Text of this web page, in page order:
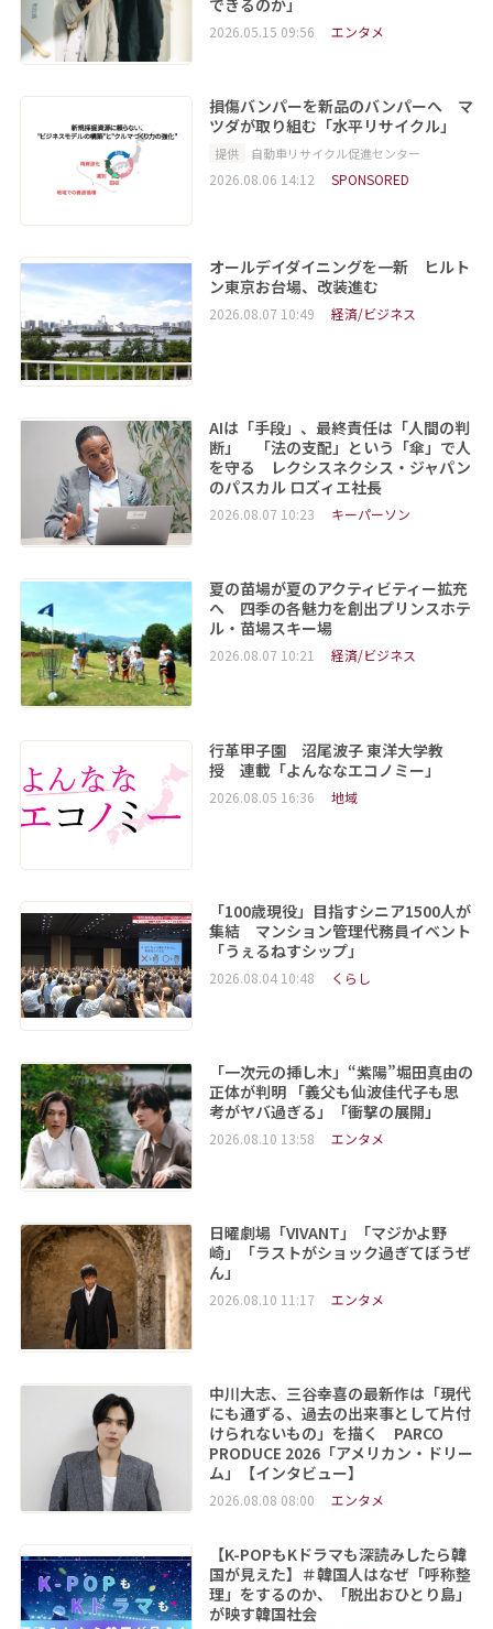
できるのか」
2026.05.15 09:56 エンタメ
損傷バンパーを新品のバンパーへ マ
ツダが取り組む「水平リサイクル」
提供 自動車リサイクル促進センター
2026.08.06 14:12 SPONSORED
オールデイダイニングを一新 ヒルト
ン東京お台場、改装進む
2026.08.07 10:49 経済/ビジネス
AIは「手段」、最終責任は「人間の判
断」 「法の支配」という「傘」で人
を守る レクシスネクシス・ジャパン
のパスカル ロズィエ社長
2026.08.07 10:23 キーパーソン
夏の苗場が夏のアクティビティー拡充
へ 四季の各魅力を創出プリンスホテ
ル・苗場スキー場
2026.08.07 10:21 経済/ビジネス
行革甲子園 沼尾波子 東洋大学教
授 連載「よんななエコノミー」
2026.08.05 16:36 地域
「100歳現役」目指すシニア1500人が
集結 マンション管理代務員イベント
「うぇるねすシップ」
2026.08.04 10:48 くらし
「一次元の挿し木」“紫陽”堀田真由の
正体が判明 「義父も仙波佳代子も思
考がヤバ過ぎる」「衝撃の展開」
2026.08.10 13:58 エンタメ
日曜劇場「VIVANT」「マジかよ野
崎」「ラストがショック過ぎてぼうぜ
ん」
2026.08.10 11:17 エンタメ
中川大志、三谷幸喜の最新作は「現代
にも通ずる、過去の出来事として片付
けられないもの」を描く PARCO
PRODUCE 2026「アメリカン・ドリー
ム」【インタビュー】
2026.08.08 08:00 エンタメ
【K-POPもKドラマも深読みしたら韓
国が見えた】＃韓国人はなぜ「呼称整
理」をするのか、「脱出おひとり島」
が映す韓国社会